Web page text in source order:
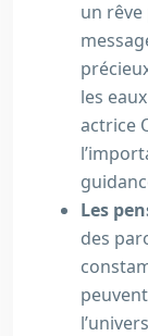
un
les
actrice
Les
des